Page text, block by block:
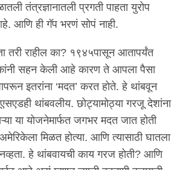
तंत्रज्ञानातली प्रगती पाहता युरोप
आणि ही गॅप भरणं सोपं नाही.
तरी राहील का? १९४५पासून आतापर्यंत
सहन केली आहे कारण ते आपला पैसा
इतरांना ‘मदत’ करत होते. हे थांबवून
थांबवलीय. छोट्यामोठ्या गरजू देशांना
या योजनेमार्फत जगभर मदत जात होती
मिळत होत्या. आणि त्यासाठी घातला
हे थांबवायची काय गरज होती? आणि